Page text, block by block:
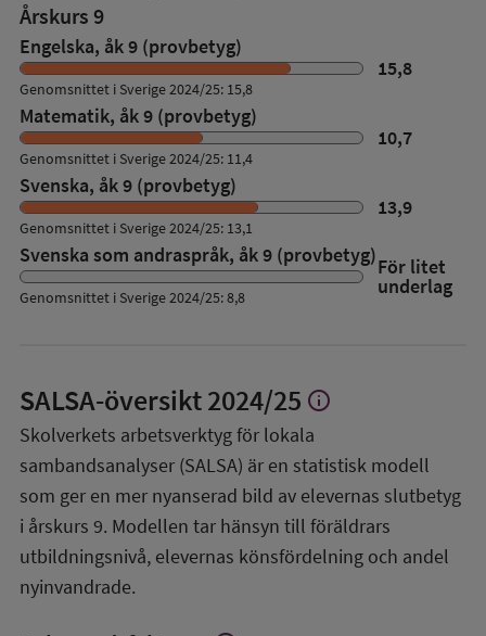
Årskurs 9
Engelska, åk 9 (provbetyg)
15,8
Genomsnittet i Sverige 2024/25: 15,8
Matematik, åk 9 (provbetyg)
10,7
Genomsnittet i Sverige 2024/25: 11,4
Svenska, åk 9 (provbetyg)
13,9
Genomsnittet i Sverige 2024/25: 13,1
Svenska som andraspråk, åk 9 (provbetyg)För litet
underlag
Genomsnittet i Sverige 2024/25: 8,8
SALSA-översikt2024/25 Visa
om
SALSA-
översikt
info
Skolverkets arbetsverktyg för lokala
sambandsanalyser (SALSA) är en statistisk modell
som ger en mer nyanserad bild av elevernas slutbetyg
i årskurs 9. Modellen tar hänsyn till föräldrars
utbildningsnivå, elevernas könsfördelning och andel
nyinvandrade.